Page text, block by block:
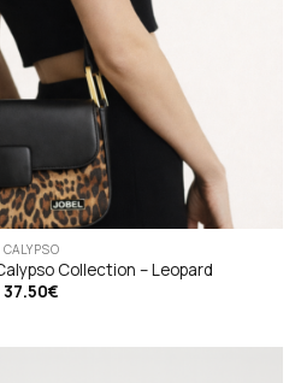
CALYPSO
Collection – Leopard
37.50€